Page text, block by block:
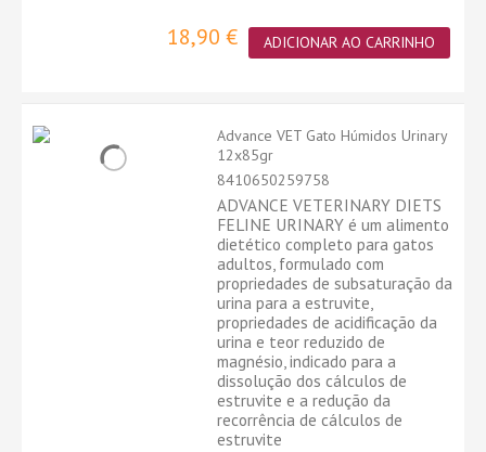
18,90 € ADICIONAR AO CARRINHO
Advance VET Gato Húmidos Urinary
12x85gr
8410650259758
ADVANCE VETERINARY DIETS
FELINE URINARY é um alimento
dietético completo para gatos
adultos, formulado com
propriedades de subsaturação da
urina para a estruvite,
propriedades de acidificação da
urina e teor reduzido de
magnésio, indicado para a
dissolução dos cálculos de
estruvite e a redução da
recorrência de cálculos de
estruvite